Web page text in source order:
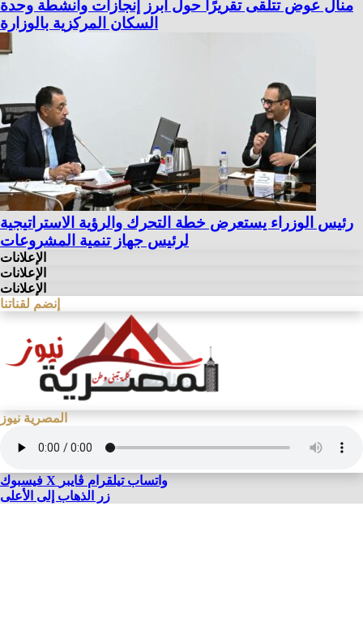
منال عوض تتلقى تقريرًا حول أبرز إنجازات وأنشطة وحدة
السكان المركزية بالوزارة
رئيس الوزراء يستعرض خطة التحرك والرؤية الاستراتيجية
لرئيس جهاز تنمية المشروعات
الإعلانات
الإعلانات
الإعلانات
إنضم لقناتنا
المصرية نيوز
فيسبوك X واتساب تيلقرام ڤايبر
زر الذهاب إلى الأعلى